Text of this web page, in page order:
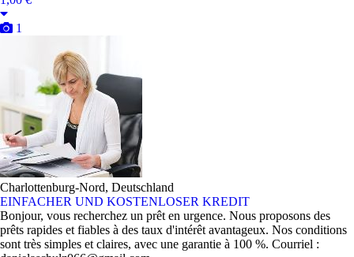
1
Charlottenburg-Nord, Deutschland
EINFACHER UND KOSTENLOSER KREDIT
Bonjour, vous recherchez un prêt en urgence. Nous proposons des
prêts rapides et fiables à des taux d'intérêt avantageux. Nos conditions
sont très simples et claires, avec une garantie à 100 %. Courriel :